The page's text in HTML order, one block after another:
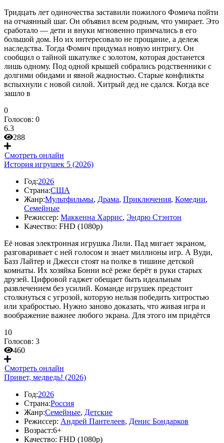
Тридцать лет одиночества заставили пожилого Фомича пойти
на отчаянный шаг. Он объявил всем родным, что умирает. Это
сработало — дети и внуки мгновенно примчались в его
большой дом. Но их интересовало не прощание, а дележ
наследства. Тогда Фомич придумал новую интригу. Он
сообщил о тайной шкатулке с золотом, которая достанется
лишь одному. Под одной крышей собрались родственники с
долгими обидами и явной жадностью. Старые конфликты
вспыхнули с новой силой. Хитрый дед не сдался. Когда все
зашло в
0
Голосов: 0
6.3
288
Смотреть онлайн
История игрушек 5 (2026)
Год:2026
Страна:США
Жанр:Мультфильмы, Драма, Приключения, Комедии,
Семейные
Режиссер: Маккенна Харрис, Эндрю Стэнтон
Качество: FHD (1080p)
Её новая электронная игрушка Лили. Пад мигает экраном,
разговаривает с ней голосом и знает миллионы игр. А Вуди,
Базз Лайтер и Джесси стоят на полке в тишине детской
комнаты. Их хозяйка Бонни всё реже берёт в руки старых
друзей. Цифровой гаджет обещает быть идеальным
развлечением без усилий. Команде игрушек предстоит
столкнуться с угрозой, которую нельзя победить хитростью
или храбростью. Нужно заново доказать, что живая игра и
воображение важнее любого экрана. Для этого им придётся
10
Голосов: 3
460
Смотреть онлайн
Привет, медведь! (2026)
Год:2026
Страна:Россия
Жанр:Семейные, Детские
Режиссер: Андрей Пантелеев, Денис Бондарков
Возраст:6+
Качество: FHD (1080p)